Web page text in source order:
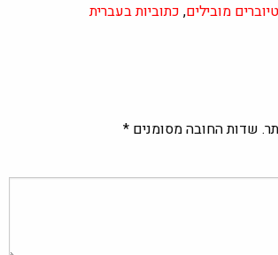
מובילים, כתוביות בעברית
שדות החובה מסומנים *